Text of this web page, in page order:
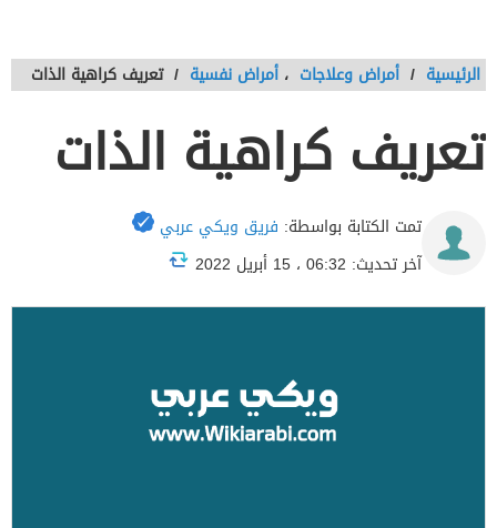
الرئيسية / أمراض وعلاجات ، أمراض نفسية / تعريف كراهية الذات
تعريف كراهية الذات
تمت الكتابة بواسطة: فريق ويكي عربي
آخر تحديث: 06:32 ، 15 أبريل 2022